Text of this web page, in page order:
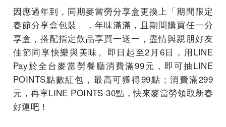
因應過年到，同期麥當勞分享盒更換上「期間限定
春節分享盒包裝」，年味滿滿，且期間購買任一分
享盒，搭配指定飲品享買一送一，盡情與親朋好友
佳節同享快樂與美味。即日起至2月6日，用LINE
Pay於全台麥當勞餐廳消費滿99元，即可抽LINE
POINTS點數紅包，最高可獲得99點；消費滿299
元，再享LINE POINTS 30點，快來麥當勞領取新春
好運吧！